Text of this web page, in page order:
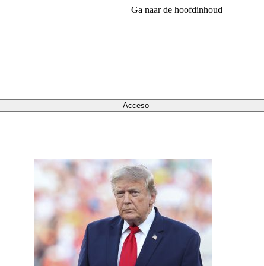
Ga naar de hoofdinhoud
Acceso